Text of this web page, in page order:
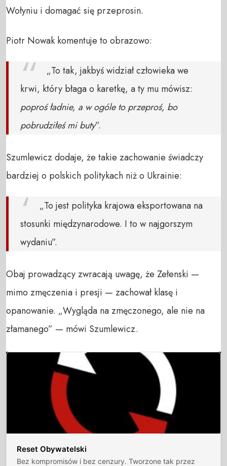
Wołyniu i domagać się przeprosin.
Piotr Nowak komentuje to obrazowo:
„To tak, jakbyś widział człowieka we
krwi, który błaga o karetkę, a ty mu mówisz:
poproś ładnie, a w ogóle to przeproś, bo
pobrudziłeś mi buty”.
Szumlewicz dodaje, że takie zachowanie świadczy
bardziej o polskich politykach niż o Ukrainie:
„To jest polityka krajowa eksportowana na
stosunki międzynarodowe. I to w najgorszym
wydaniu”.
Obaj prowadzący zwracają uwagę, że Zełenski —
mimo zmęczenia i presji — zachował klasę i
opanowanie. „Wygląda na zmęczonego, ale nie na
złamanego” — mówi Szumlewicz.
Reset Obywatelski
Bez kompromisów i bez cenzury. Tworzone tak przez